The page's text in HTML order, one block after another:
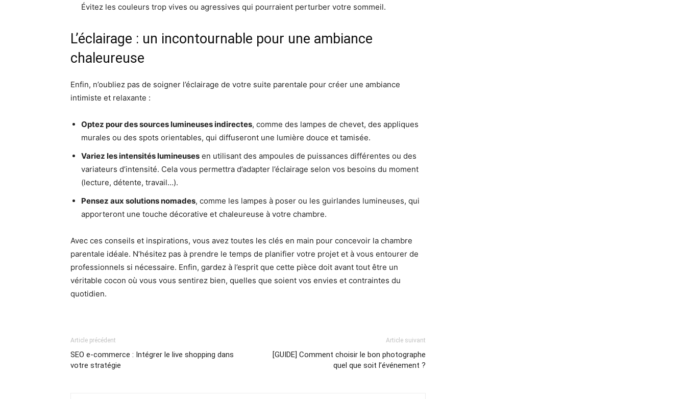
Évitez les couleurs trop vives ou agressives qui pourraient perturber votre sommeil.
L’éclairage : un incontournable pour une ambiance
chaleureuse
Enfin, n’oubliez pas de soigner l’éclairage de votre suite parentale pour créer une ambiance
intimiste et relaxante :
Optez pour des sources lumineuses indirectes, comme des lampes de chevet, des appliques
murales ou des spots orientables, qui diffuseront une lumière douce et tamisée.
Variez les intensités lumineuses en utilisant des ampoules de puissances différentes ou des
variateurs d’intensité. Cela vous permettra d’adapter l’éclairage selon vos besoins du moment
(lecture, détente, travail…).
Pensez aux solutions nomades, comme les lampes à poser ou les guirlandes lumineuses, qui
apporteront une touche décorative et chaleureuse à votre chambre.
Avec ces conseils et inspirations, vous avez toutes les clés en main pour concevoir la chambre
parentale idéale. N’hésitez pas à prendre le temps de planifier votre projet et à vous entourer de
professionnels si nécessaire. Enfin, gardez à l’esprit que cette pièce doit avant tout être un
véritable cocon où vous vous sentirez bien, quelles que soient vos envies et contraintes du
quotidien.
Article précédent
SEO e-commerce : Intégrer le live shopping dans
votre stratégie
Article suivant
[GUIDE] Comment choisir le bon photographe
quel que soit l’événement ?